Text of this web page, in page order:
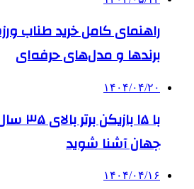
راهنمای کامل خرید طناب
برندها و مدل‌های حرفه‌ای
۱۴۰۴/۰۴/۲۰
با ۱۵
جهان آشنا شوید
۱۴۰۴/۰۴/۱۶